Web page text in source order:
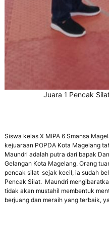
Juara 1 Pencak
Siswa kelas X MIPA 6 Smansa
kejuaraan POPDA Kota Magelang
Maundri adalah putra dari bapak
Gelangan Kota Magelang. Orang
pencak silat sejak kecil, ia sudah
Pencak Silat. Maundri
tidak akan mustahil membentuk
berjuang dan meraih yang terbaik,